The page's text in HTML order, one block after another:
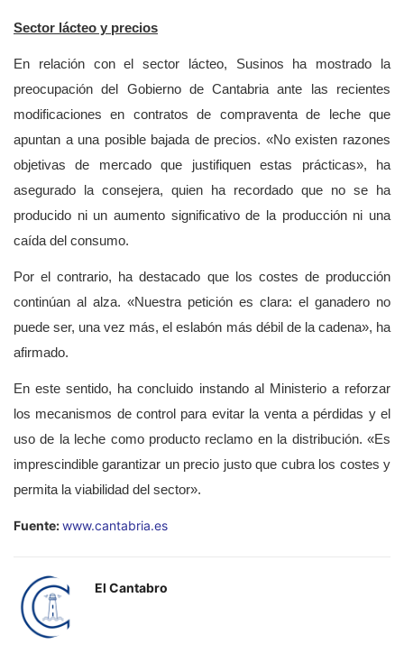
Sector lácteo y precios
En relación con el sector lácteo, Susinos ha mostrado la
preocupación del Gobierno de Cantabria ante las recientes
modificaciones en contratos de compraventa de leche que
apuntan a una posible bajada de precios. «No existen razones
objetivas de mercado que justifiquen estas prácticas», ha
asegurado la consejera, quien ha recordado que no se ha
producido ni un aumento significativo de la producción ni una
caída del consumo.
Por el contrario, ha destacado que los costes de producción
continúan al alza. «Nuestra petición es clara: el ganadero no
puede ser, una vez más, el eslabón más débil de la cadena», ha
afirmado.
En este sentido, ha concluido instando al Ministerio a reforzar
los mecanismos de control para evitar la venta a pérdidas y el
uso de la leche como producto reclamo en la distribución. «Es
imprescindible garantizar un precio justo que cubra los costes y
permita la viabilidad del sector».
Fuente:www.cantabria.es
El Cantabro